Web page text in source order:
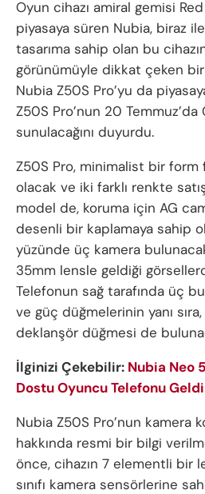
Oyun cihazı amiral gemisi
piyasaya süren Nubia, biraz
tasarıma sahip olan bu
görünümüyle dikkat çeken
Nubia Z50S Pro’yu da
Z50S Pro’nun 20 Temmuz’da
sunulacağını duyurdu.
Z50S Pro, minimalist bir
olacak ve iki farklı renkte
model de, koruma için AG
desenli bir kaplamaya sahip
yüzünde üç kamera
35mm lensle geldiği
Telefonun sağ tarafında üç
ve güç düğmelerinin yanı
deklanşör düğmesi de
İlginizi Çekebilir: Nubia Neo
Dostu Oyuncu Telefonu
Nubia Z50S Pro’nun kamera
hakkında resmi bir bilgi
önce, cihazın 7 elementli bir
sınıfı kamera sensörlerine